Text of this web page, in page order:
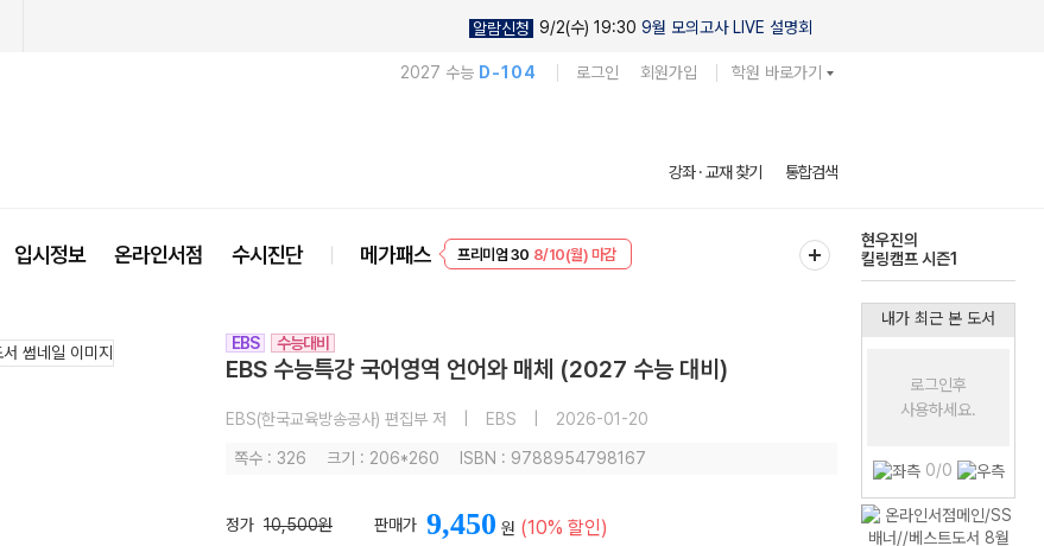
알람신청 9/2(수) 19:30 9월 모의고사 LIVE 설명회
2027 수능 D-104 로그인 회원가입 학원 바로가기
강좌 · 교재 찾기 통합검색
입시정보 온라인서점 수시진단 메가패스
프리미엄 30 8/10(월) 마감
현우진의
킬링캠프 시즌1
EBS 수능대비
EBS 수능특강 국어영역 언어와 매체 (2027 수능 대비)
EBS(한국교육방송공사) 편집부 저 EBS 2026-01-20
쪽수 : 326 크기 : 206*260 ISBN : 9788954798167
정가 10,500원 판매가 9,450 원 (10% 할인)
내가 최근 본 도서
로그인후
사용하세요.
0/0